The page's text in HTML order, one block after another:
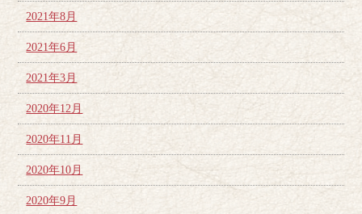
2021年8月
2021年6月
2021年3月
2020年12月
2020年11月
2020年10月
2020年9月